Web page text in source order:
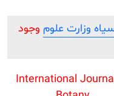
علوموجود